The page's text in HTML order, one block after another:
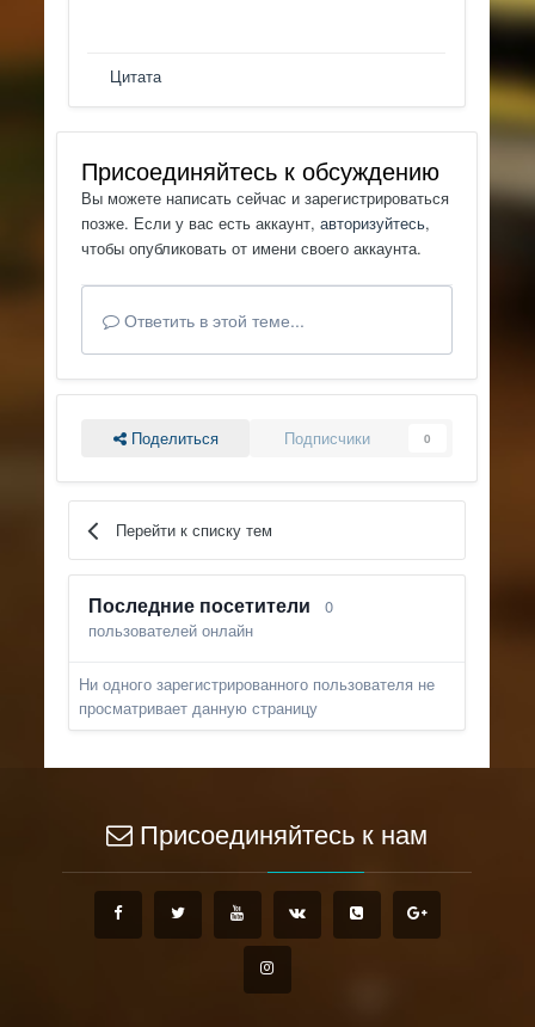
Цитата
Присоединяйтесь к обсуждению
Вы можете написать сейчас и зарегистрироваться
позже. Если у вас есть аккаунт,авторизуйтесь,
чтобы опубликовать от имени своего аккаунта.
Ответить в этой теме...
Поделиться Подписчики 0
Перейти к списку тем
Последние посетители0
пользователей онлайн
Ни одного зарегистрированного пользователя не
просматривает данную страницу
Присоединяйтесь к нам